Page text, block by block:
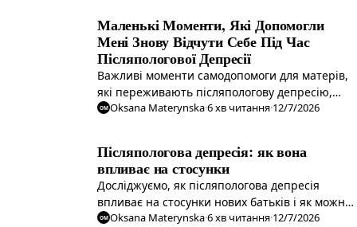
Маленькі Моменти, Які Допомогли
Мені Знову Відчути Себе Під Час
Післяпологової Депресії
Важливі моменти самодопомоги для матерів,
які переживають післяпологову депресію,
можуть стати шляхом до відновлення
OM Oksana Materynska·6хв читання·12/7/2026
Післяпологова депресія: як вона
впливає на стосунки
Досліджуємо, як післяпологова депресія
впливає на стосунки нових батьків і як можна
відновити зв'язок.
OM Oksana Materynska·6хв читання·12/7/2026